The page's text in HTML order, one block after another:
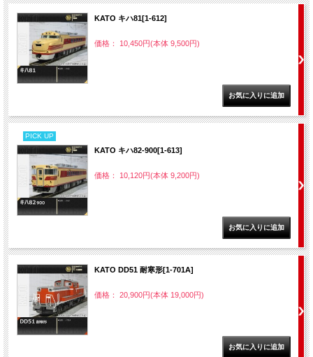
KATO キハ81[1-612]
価格： 10,450円(本体 9,500円)
PICK UP
KATO キハ82-900[1-613]
価格： 10,120円(本体 9,200円)
KATO DD51 耐寒形[1-701A]
価格： 20,900円(本体 19,000円)